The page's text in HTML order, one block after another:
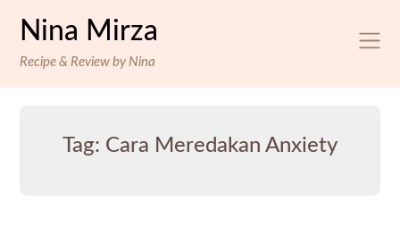
Nina Mirza
Recipe & Review by Nina
Tag: Cara Meredakan Anxiety